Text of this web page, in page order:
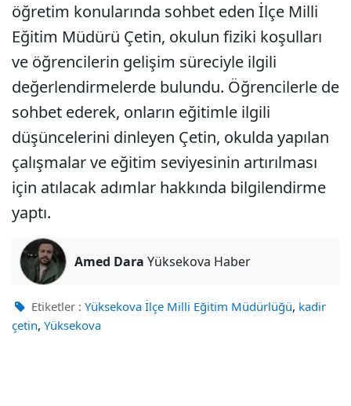
öğretim konularında sohbet eden İlçe Milli
Eğitim Müdürü Çetin, okulun fiziki koşulları
ve öğrencilerin gelişim süreciyle ilgili
değerlendirmelerde bulundu. Öğrencilerle de
sohbet ederek, onların eğitimle ilgili
düşüncelerini dinleyen Çetin, okulda yapılan
çalışmalar ve eğitim seviyesinin artırılması
için atılacak adımlar hakkında bilgilendirme
yaptı.
Amed Dara Yüksekova Haber
Etiketler : Yüksekova İlçe Milli Eğitim Müdürlüğü, kadir
çetin, Yüksekova